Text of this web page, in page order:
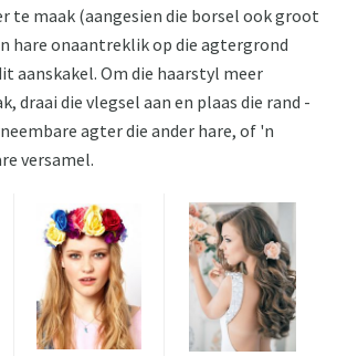
te maak (aangesien die borsel ook groot
hare onaantreklik op die agtergrond
aanskakel. Om die haarstyl meer
draai die vlegsel aan en plaas die rand -
agter die ander hare, of 'n
versamel.